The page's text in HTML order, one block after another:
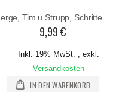
9,99 €
Inkl. 19% MwSt. , exkl.
Versandkosten
IN DEN WARENKORB